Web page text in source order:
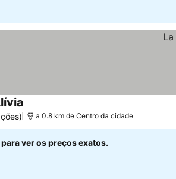
a 0.8 km de Centro da cidade
ver os preços exatos.